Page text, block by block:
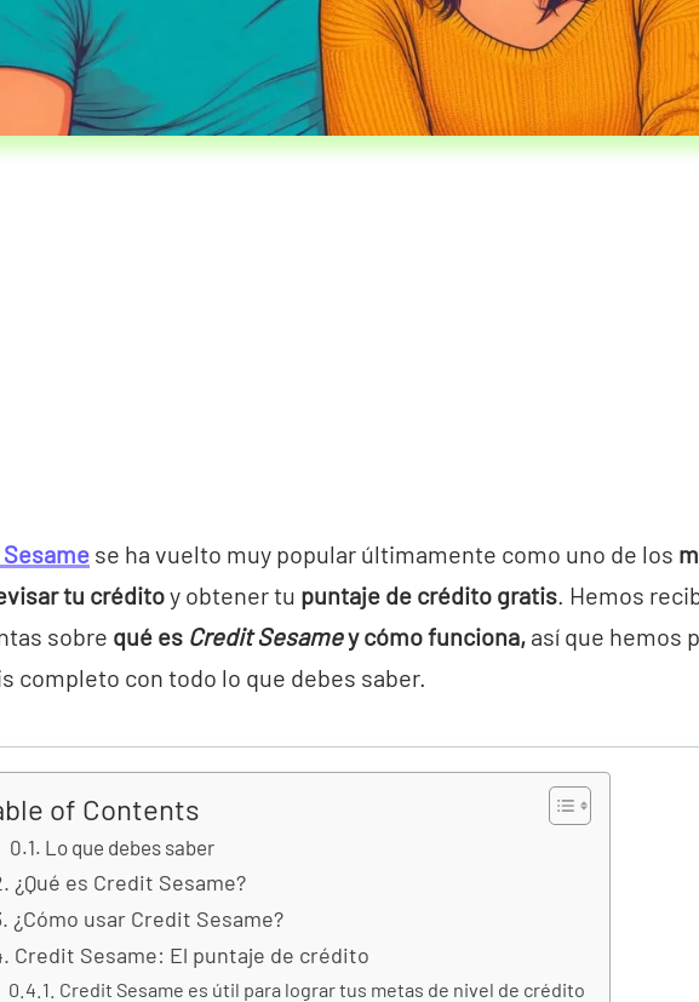
se ha vuelto muy popular últimamente como uno de los
tu créditoy obtener tu puntaje de crédito gratis. Hemos
sobre qué es Credit Sesamey cómo funciona, así que hemos
completo con todo lo que debes saber.
of Contents
Lo que debes saber
¿Qué es Credit Sesame?
¿Cómo usar Credit Sesame?
Credit Sesame: El puntaje de crédito
Credit Sesame es útil para lograr tus metas de nivel de crédito